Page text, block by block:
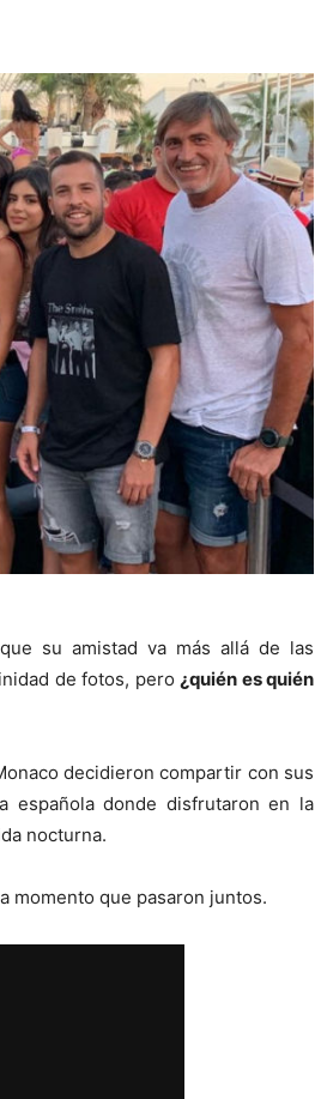
su amistad va más allá de las
de fotos, pero¿quién es quién
decidieron compartir con sus
española donde disfrutaron en la
nocturna.
momento que pasaron juntos.